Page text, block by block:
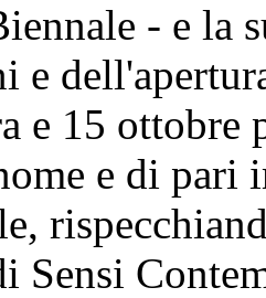
- e la
e
e 15 ottobre
e di pari
Sensi